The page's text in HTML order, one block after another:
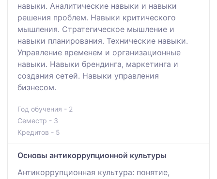
навыки. Аналитические навыки и навыки
решения проблем. Навыки критического
мышления. Стратегическое мышление и
навыки планирования. Технические навыки.
Управление временем и организационные
навыки. Навыки брендинга, маркетинга и
создания сетей. Навыки управления
бизнесом.
Год обучения - 2
Семестр - 3
Кредитов - 5
Основы антикоррупционной культуры
Антикоррупционная культура: понятие,